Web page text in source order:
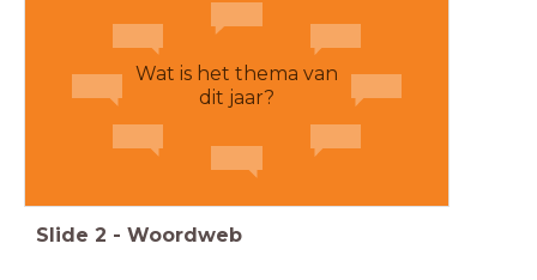
Wat is het thema van
dit jaar?
Slide 2 - Woordweb